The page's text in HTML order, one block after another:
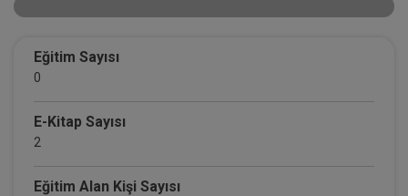
Eğitim Sayısı
0
E-Kitap Sayısı
2
Eğitim Alan Kişi Sayısı